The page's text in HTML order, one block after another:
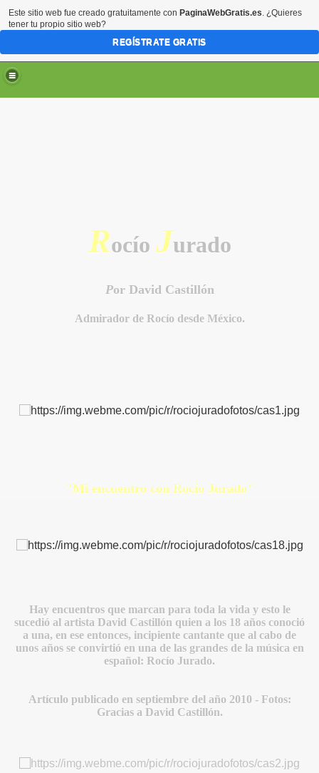
Rocío Jurado
Por David Castillón
Admirador de Rocío desde México.
"Mi encuentro con Rocío Jurado"
Hay encuentros que marcan para toda la vida y esto le
sucedió al artista David Castillón quien a los 18 años conoció
a una, en ese entonces, incipiente cantante que al cabo de
unos años se convirtió en una de las grandes de la música en
español: Rocío Jurado.
Artículo publicado en septiembre del año 2010 - Fotos:
Gracias a David Castillón.
Este sitio web fue creado gratuitamente con PaginaWebGratis.es. ¿Quieres
tener tu propio sitio web?
REGÍSTRATE GRATIS